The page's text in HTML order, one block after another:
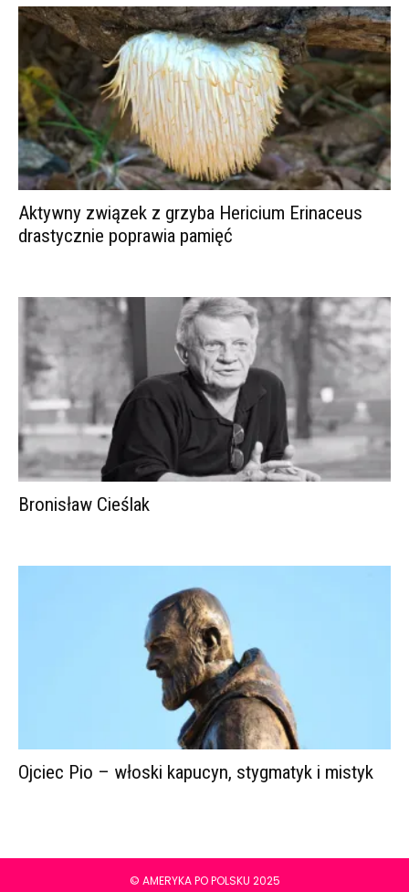
Aktywny związek z grzyba Hericium Erinaceus
drastycznie poprawia pamięć
Bronisław Cieślak
Ojciec Pio – włoski kapucyn, stygmatyk i mistyk
© AMERYKA PO POLSKU 2025